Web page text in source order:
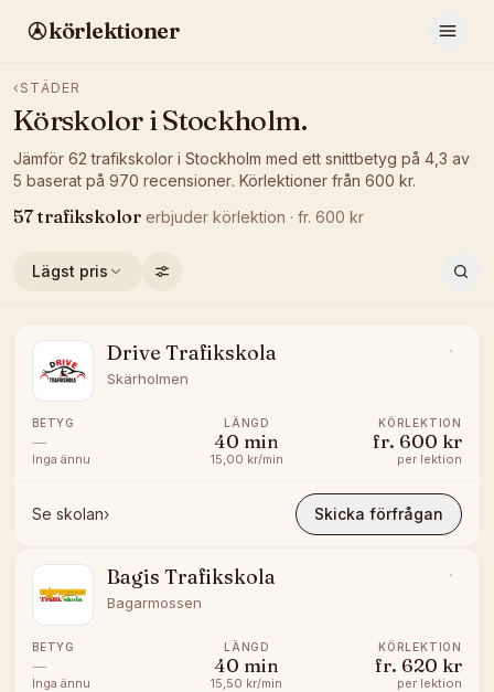
körlektioner
‹ STÄDER
Körskolor iStockholm.
Jämför 62 trafikskolor i Stockholm med ett snittbetyg på 4,3 av
5 baserat på 970 recensioner. Körlektioner från 600 kr.
57 trafikskolor erbjuder körlektion · fr. 600 kr
Lägst pris
Drive Trafikskola
Skärholmen
BETYG
—
Inga ännu
LÄNGD
40 min
15,00 kr/min
KÖRLEKTION
fr. 600 kr
per lektion
Se skolan› Skicka förfrågan
Bagis Trafikskola
Bagarmossen
BETYG
—
Inga ännu
LÄNGD
40 min
15,50 kr/min
KÖRLEKTION
fr. 620 kr
per lektion